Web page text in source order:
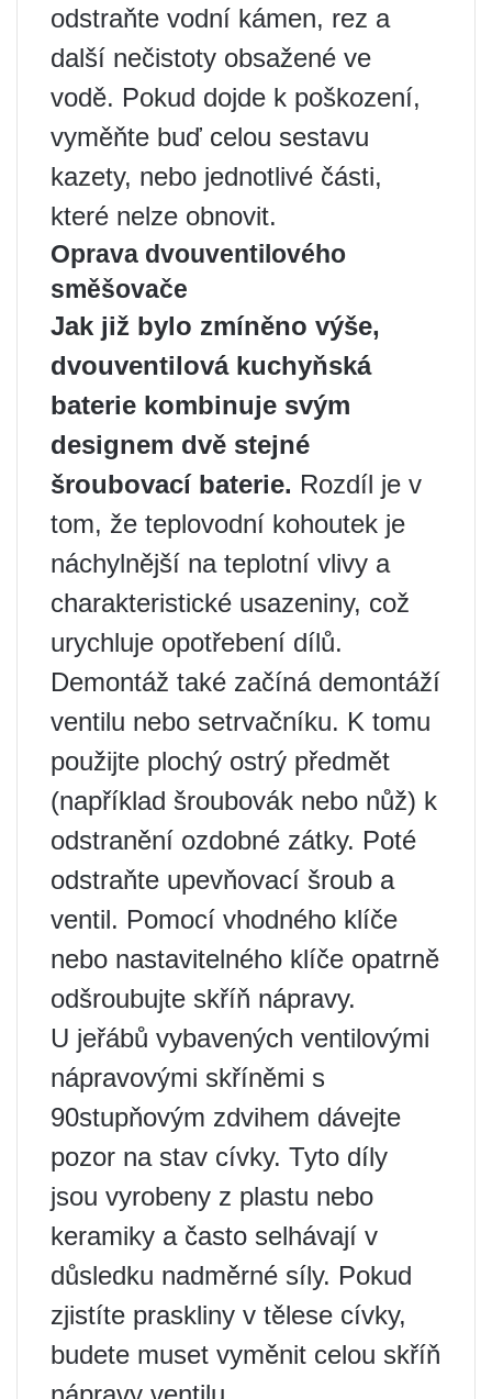
odstraňte vodní kámen, rez a
další nečistoty obsažené ve
vodě. Pokud dojde k poškození,
vyměňte buď celou sestavu
kazety, nebo jednotlivé části,
které nelze obnovit.
Oprava dvouventilového
směšovače
Jak již bylo zmíněno výše,
dvouventilová kuchyňská
baterie kombinuje svým
designem dvě stejné
šroubovací baterie. Rozdíl je v
tom, že teplovodní kohoutek je
náchylnější na teplotní vlivy a
charakteristické usazeniny, což
urychluje opotřebení dílů.
Demontáž také začíná demontáží
ventilu nebo setrvačníku. K tomu
použijte plochý ostrý předmět
(například šroubovák nebo nůž) k
odstranění ozdobné zátky. Poté
odstraňte upevňovací šroub a
ventil. Pomocí vhodného klíče
nebo nastavitelného klíče opatrně
odšroubujte skříň nápravy.
U jeřábů vybavených ventilovými
nápravovými skříněmi s
90stupňovým zdvihem dávejte
pozor na stav cívky. Tyto díly
jsou vyrobeny z plastu nebo
keramiky a často selhávají v
důsledku nadměrné síly. Pokud
zjistíte praskliny v tělese cívky,
budete muset vyměnit celou skříň